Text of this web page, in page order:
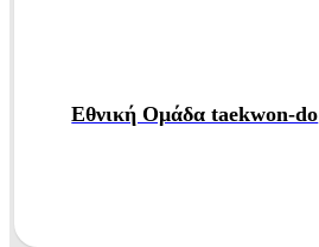
Εθνική Ομάδα taekwon-do